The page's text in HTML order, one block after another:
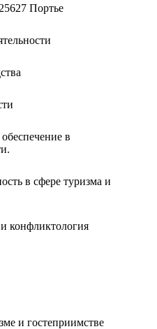
Портье
в
в сфере туризма и
конфликтология
и гостеприимстве